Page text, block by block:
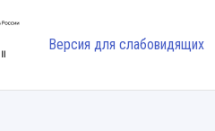
Версия для слабовидящих